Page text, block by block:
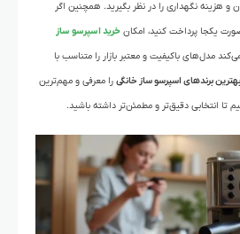
هزینه نگهداری را در نظر بگیرید. همچنین اگر
یکجا پرداخت کنید، امکان خرید اسپرسو ساز
مدل‌های باکیفیت و معتبر بازار را متناسب با
بهترین برندهای اسپرسو ساز خانگی را معرفی و مهم‌ترین
تا انتخابی دقیق‌تر و مطمئن‌تر داشته باشید.